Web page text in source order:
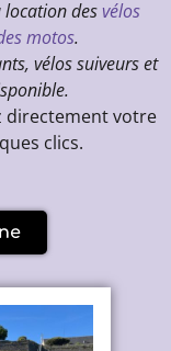
location desvélos
motos.
vélos suiveurs et
directement votre
clics.